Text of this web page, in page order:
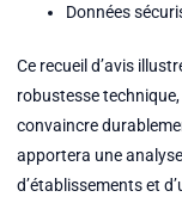
Données
Ce recueil d’avis
robustesse
convaincre
apportera une
d’établissements et